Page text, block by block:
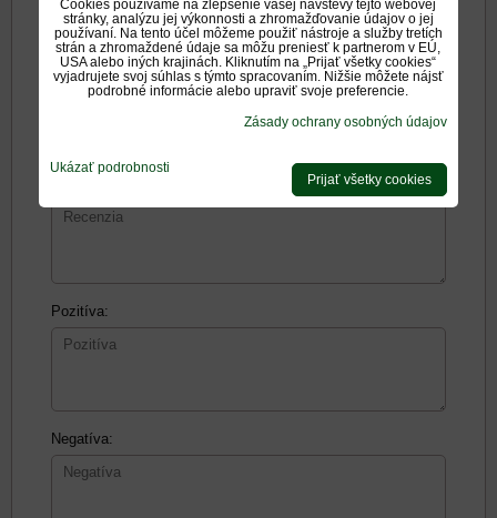
Názov:
Pozitíva:
Negatíva:
Cookies používame na zlepšenie vašej návštevy tejto webovej
stránky, analýzu jej výkonnosti a zhromažďovanie údajov o jej
používaní. Na tento účel môžeme použiť nástroje a služby tretích
strán a zhromaždené údaje sa môžu preniesť k partnerom v EÚ,
USA alebo iných krajinách. Kliknutím na „Prijať všetky cookies“
vyjadrujete svoj súhlas s týmto spracovaním. Nižšie môžete nájsť
podrobné informácie alebo upraviť svoje preferencie.
Zásady ochrany osobných údajov
Ukázať podrobnosti
Prijať všetky cookies